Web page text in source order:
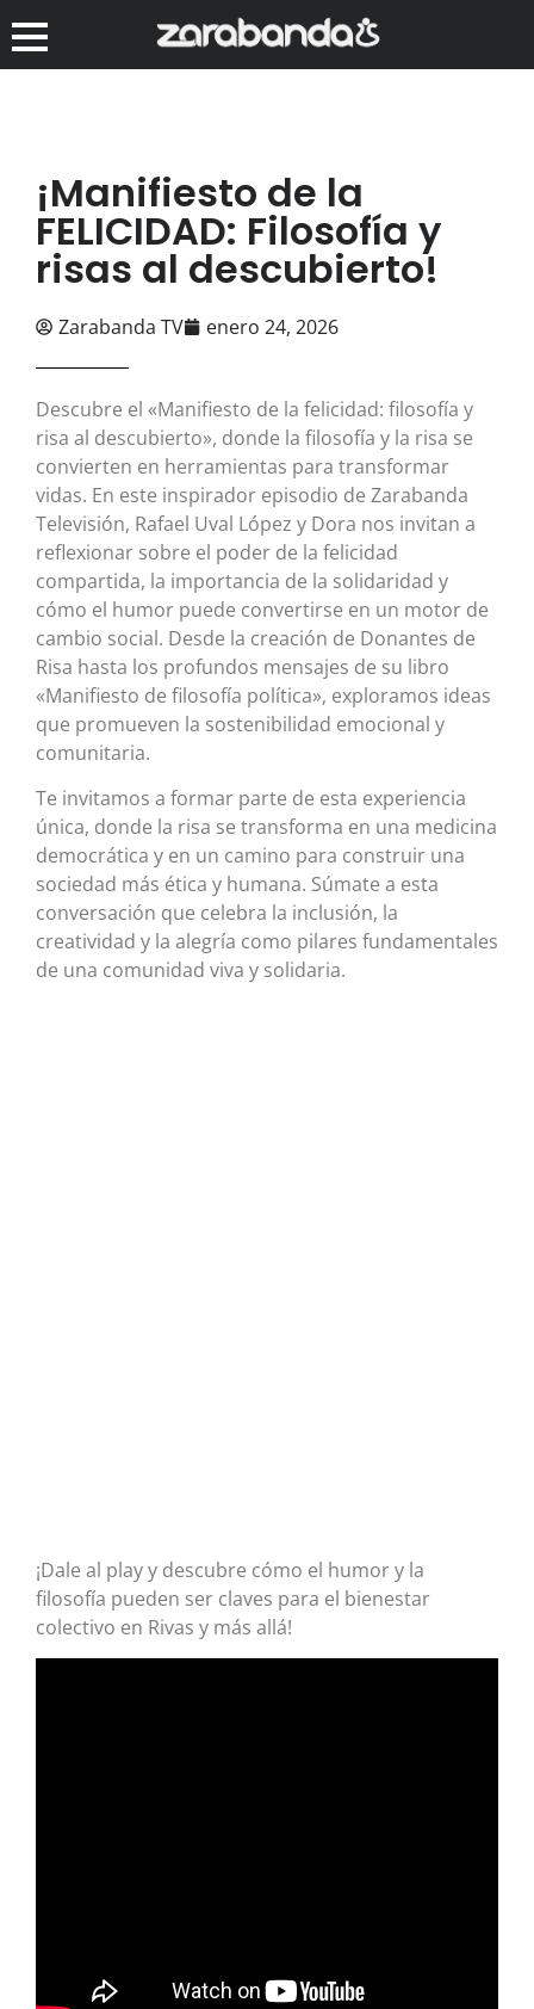
¡Manifiesto de la
FELICIDAD: Filosofía y
risas al descubierto!
Zarabanda TV enero 24, 2026
Descubre el «Manifiesto de la felicidad: filosofía y
risa al descubierto», donde la filosofía y la risa se
convierten en herramientas para transformar
vidas. En este inspirador episodio de Zarabanda
Televisión, Rafael Uval López y Dora nos invitan a
reflexionar sobre el poder de la felicidad
compartida, la importancia de la solidaridad y
cómo el humor puede convertirse en un motor de
cambio social. Desde la creación de Donantes de
Risa hasta los profundos mensajes de su libro
«Manifiesto de filosofía política», exploramos ideas
que promueven la sostenibilidad emocional y
comunitaria.
Te invitamos a formar parte de esta experiencia
única, donde la risa se transforma en una medicina
democrática y en un camino para construir una
sociedad más ética y humana. Súmate a esta
conversación que celebra la inclusión, la
creatividad y la alegría como pilares fundamentales
de una comunidad viva y solidaria.
¡Dale al play y descubre cómo el humor y la
filosofía pueden ser claves para el bienestar
colectivo en Rivas y más allá!